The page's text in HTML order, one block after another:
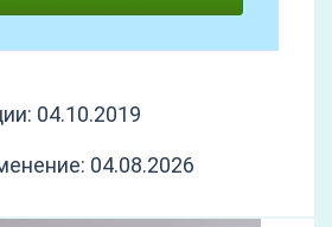
04.10.2019
04.08.2026